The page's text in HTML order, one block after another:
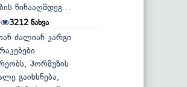
წინააღმდეგ...
3212ნახვა
ძალიან კარგი
ჰორმუზის
გაიხსნება,